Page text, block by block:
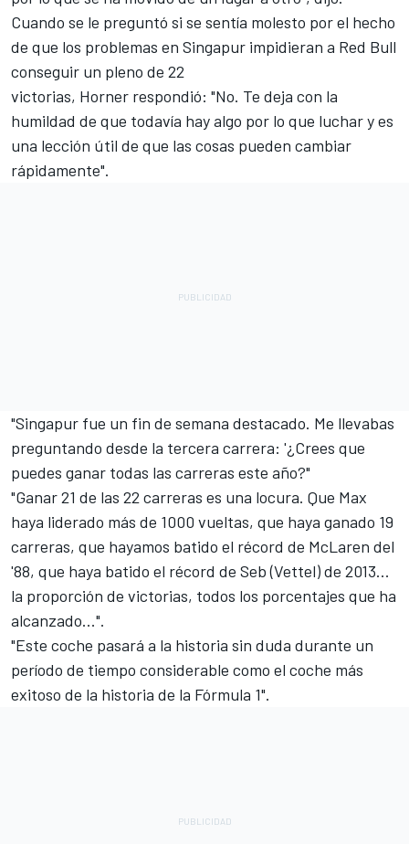
Cuando se le preguntó si se sentía molesto por el hecho
de que los problemas en Singapur impidieran a Red Bull
conseguir un pleno de 22
victorias, Horner respondió: "No. Te deja con la
humildad de que todavía hay algo por lo que luchar y es
una lección útil de que las cosas pueden cambiar
rápidamente".
"Singapur fue un fin de semana destacado. Me llevabas
preguntando desde la tercera carrera: '¿Crees que
puedes ganar todas las carreras este año?"
"Ganar 21 de las 22 carreras es una locura. Que Max
haya liderado más de 1000 vueltas, que haya ganado 19
carreras, que hayamos batido el récord de McLaren del
'88, que haya batido el récord de Seb (Vettel) de 2013...
la proporción de victorias, todos los porcentajes que ha
alcanzado...".
"Este coche pasará a la historia sin duda durante un
período de tiempo considerable como el coche más
exitoso de la historia de la Fórmula 1".